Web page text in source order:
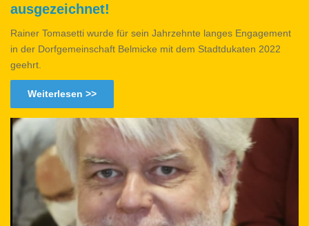
ausgezeichnet!
Rainer Tomasetti wurde für sein Jahrzehnte langes Engagement
in der Dorfgemeinschaft Belmicke mit dem Stadtdukaten 2022
geehrt.
Weiterlesen >>